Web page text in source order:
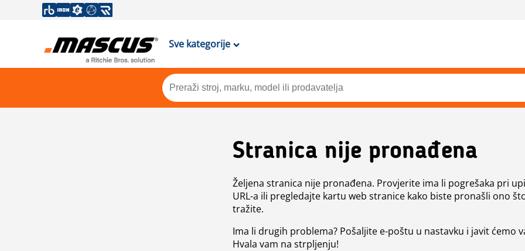
Sve kategorije
Stranica nije pronađena
Željena stranica nije pronađena. Provjerite ima li pogrešaka pri
URL-a ili pregledajte kartu web stranice kako biste pronašli ono
tražite.
Ima li drugih problema? Pošaljite e-poštu u nastavku i javit ćemo
Hvala vam na strpljenju!